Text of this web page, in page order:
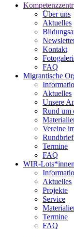
Über uns
Aktuelles
Kontakt
FAQ
Migrantische
Aktuelles
Unsere
Rund um
Vereine
Termine
FAQ
WIR-Lots*innen
Aktuelles
Projekte
Service
Termine
FAQ